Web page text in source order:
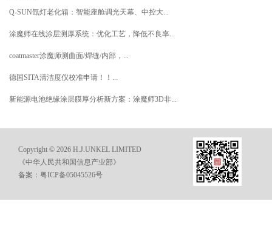
Q-SUN氙灯老化箱：智能座舱调光天幕、中控大...
涂魔师在线涂层测厚系统：优化工艺，降低不良率...
coatmaster涂魔师测曲面/焊缝/内部，...
德国SITA清洁度仪校准申请！！...
新能源电池绝缘涂层膜厚分析新方案：涂魔师3D非...
Copyright © 2026 H.J.UNKEL LIMITED
《中华人民共和国信息产业部》
备案：粤ICP备05045526号